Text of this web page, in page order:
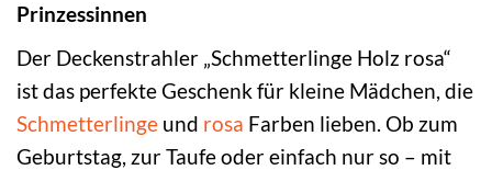
Prinzessinnen
Der Deckenstrahler „Schmetterlinge Holz rosa“
ist das perfekte Geschenk für kleine Mädchen, die
Schmetterlinge und rosa Farben lieben. Ob zum
Geburtstag, zur Taufe oder einfach nur so – mit